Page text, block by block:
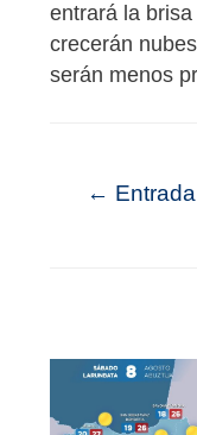
entrará la
crecerán
serán menos
←